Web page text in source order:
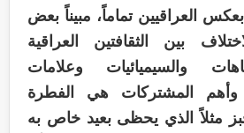
العراقيين تماماً، مبيناً بعض
بين الثقافتين العراقية
والسيميائيات وعلامات
وأهم المشتركات هي الفطرة
مثلاً الذي يحظى بعيد خاص به